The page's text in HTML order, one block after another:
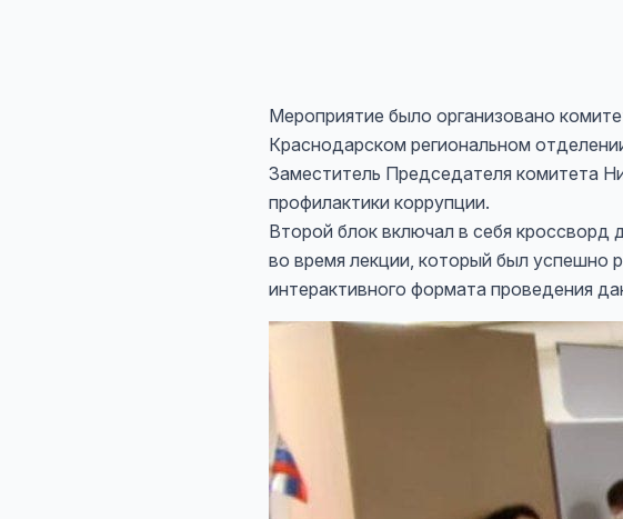
Мероприятие было организовано
Краснодарском региональном
Заместитель Председателя комитета
профилактики коррупции.
Второй блок включал в себя кроссворд
во время лекции, который был успешно
интерактивного формата проведения